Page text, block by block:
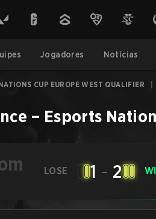
Jogadores Notícias
CUP EUROPE WEST QUALIFIER
– Esports
LOSE 1 - 2